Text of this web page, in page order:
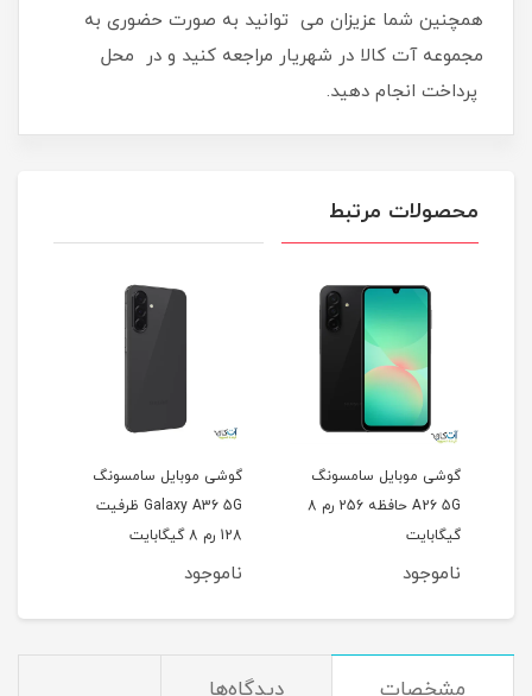
همچنین شما عزیزان می توانید به صورت حضوری به
مجموعه آت کالا در شهریار مراجعه کنید و در محل
پرداخت انجام دهید.
محصولات مرتبط
گوشی موبایل سامسونگ
A26 5G حافظه 256 رم 8
گیگابایت
ناموجود
گوشی موبایل سامسونگ
Galaxy A36 5G ظرفیت
128 رم 8 گیگابایت
ناموجود